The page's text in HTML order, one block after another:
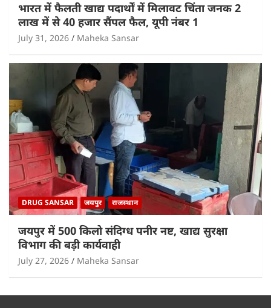
भारत में फैलती खाद्य पदार्थों में मिलावट चिंता जनक 2
लाख में से 40 हजार सैंपल फैल, यूपी नंबर 1
July 31, 2026 Maheka Sansar
DRUG SANSAR जयपुर राजस्थान
जयपुर में 500 किलो संदिग्ध पनीर नष्ट, खाद्य सुरक्षा
विभाग की बड़ी कार्यवाही
July 27, 2026 Maheka Sansar